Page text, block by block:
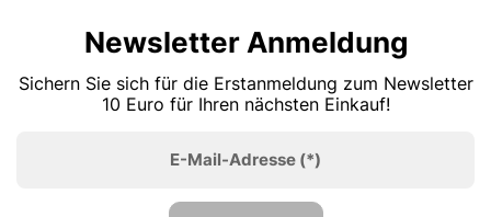
Newsletter Anmeldung
Sichern Sie sich für die Erstanmeldung zum Newsletter
10 Euro für Ihren nächsten Einkauf!
E-Mail-Adresse (*)